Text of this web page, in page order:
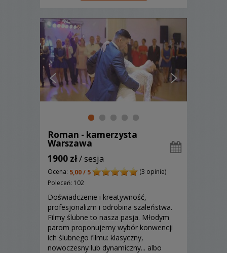
Roman - kamerzysta
Warszawa
1900 zł/ sesja
Ocena: 5,00 / 5
(3 opinie)
Poleceń: 102
Doświadczenie i kreatywność,
profesjonalizm i odrobina szaleństwa.
Filmy ślubne to nasza pasja. Młodym
parom proponujemy wybór konwencji
ich ślubnego filmu: klasyczny,
nowoczesny lub dynamiczny... albo